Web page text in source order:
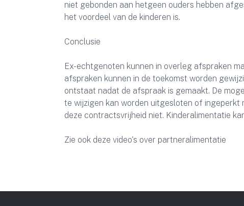
niet gebonden aan hetgeen ouders hebben
het voordeel van de kinderen is.
Conclusie
Ex-echtgenoten kunnen in overleg afspraken
afspraken kunnen in de toekomst worden
ontstaat nadat de afspraak is gemaakt. De
te wijzigen kan worden uitgesloten of ingeperkt
deze contractsvrijheid niet. Kinderalimentatie
Zie ook deze video's over partneralimentatie